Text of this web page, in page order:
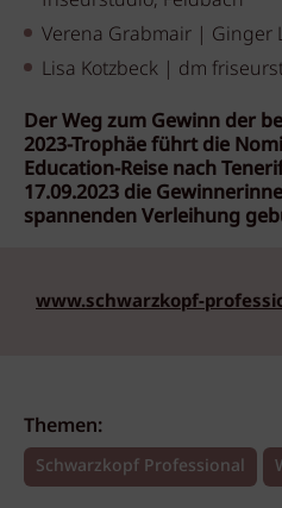
Verena Grabmair | Ginger
Lisa Kotzbeck | dm
Der Weg zum Gewinn der
2023-Trophäe führt die
Education-Reise nach
17.09.2023 die
spannenden Verleihung
www.schwarzkopf-
Themen:
Schwarzkopf Professional